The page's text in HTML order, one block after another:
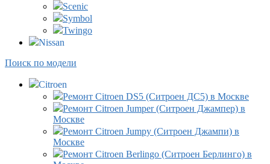
Scenic
Symbol
Twingo
Nissan
Поиск по модели
Citroen
Ремонт Citroen DS5 (Ситроен ДС5) в Москве
Ремонт Citroen Jumper (Ситроен Джампер) в
Москве
Ремонт Citroen Jumpy (Ситроен Джампи) в
Москве
Ремонт Citroen Berlingo (Ситроен Берлинго) в